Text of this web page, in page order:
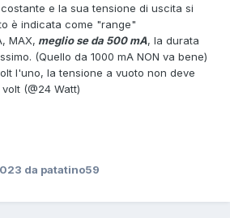
costante e la sua tensione di uscita si
è indicata come "range"
MAX, meglio se da 500 mA, la durata
(Quello da 1000 mA NON va bene)
l'uno, la tensione a vuoto non deve
(@24 Watt)
da patatino59